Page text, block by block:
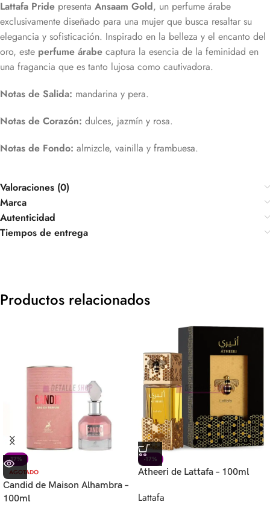
Lattafa Pride presenta Ansaam Gold, un perfume árabe
exclusivamente diseñado para una mujer que busca resaltar su
elegancia y sofisticación. Inspirado en la belleza y el encanto del
oro, este perfume árabe captura la esencia de la feminidad en
una fragancia que es tanto lujosa como cautivadora.
Notas de Salida: mandarina y pera.
Notas de Corazón: dulces, jazmín y rosa.
Notas de Fondo: almizcle, vainilla y frambuesa.
Valoraciones (0)
Marca
Autenticidad
Tiempos de entrega
Productos relacionados
-17%
AGOTADO
Candid de Maison Alhambra –
100ml
-17%
Atheeri de Lattafa – 100ml
Lattafa